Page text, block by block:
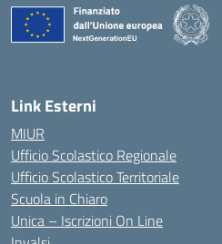
Link Esterni
MIUR
Ufficio Scolastico Regionale
Ufficio Scolastico Territoriale
Scuola in Chiaro
Unica – Iscrizioni On Line